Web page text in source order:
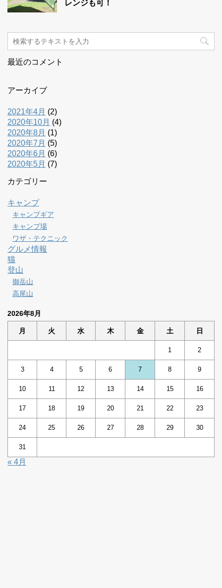
レンジも可！
最近のコメント
アーカイブ
2021年4月 (2)
2020年10月 (4)
2020年8月 (1)
2020年7月 (5)
2020年6月 (6)
2020年5月 (7)
カテゴリー
キャンプ
キャンプギア
キャンプ場
ワザ・テクニック
グルメ情報
猫
登山
御岳山
高尾山
2026年8月
月 火 水 木 金 土 日
1 2
3 4 5 6 7 8 9
10 11 12 13 14 15 16
17 18 19 20 21 22 23
24 25 26 27 28 29 30
31
« 4月